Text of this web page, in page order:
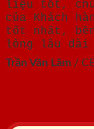
liệu tốt,
của Khách
tốt nhất,
lòng lâu dài
Trần Văn Lãm /